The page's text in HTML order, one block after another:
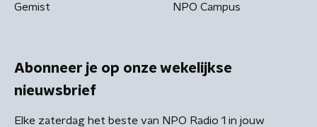
Gemist NPO Campus
Abonneer je op onze wekelijkse
nieuwsbrief
Elke zaterdag het beste van NPO Radio 1 in jouw